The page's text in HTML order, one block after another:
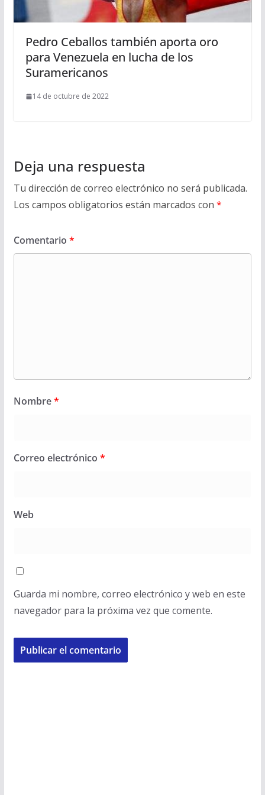
Pedro Ceballos también aporta oro
para Venezuela en lucha de los
Suramericanos
14 de octubre de 2022
Deja una respuesta
Tu dirección de correo electrónico no será publicada.
Los campos obligatorios están marcados con *
Comentario *
Nombre*
Correo electrónico *
Web
Guarda mi nombre, correo electrónico y web en este
navegador para la próxima vez que comente.